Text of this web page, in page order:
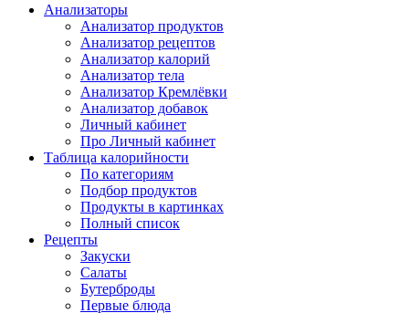
Анализаторы
Анализатор продуктов
Анализатор рецептов
Анализатор калорий
Анализатор тела
Анализатор Кремлёвки
Анализатор добавок
Личный кабинет
Про Личный кабинет
Таблица калорийности
По категориям
Подбор продуктов
Продукты в картинках
Полный список
Рецепты
Закуски
Салаты
Бутерброды
Первые блюда